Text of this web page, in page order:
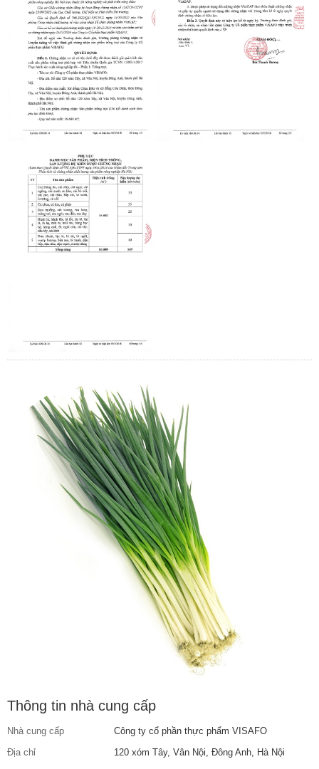
Thông tin nhà cung cấp
Nhà cung cấp
Công ty cổ phần thực phẩm VISAFO
Địa chỉ
120 xóm Tây, Vân Nội, Đông Anh, Hà Nội